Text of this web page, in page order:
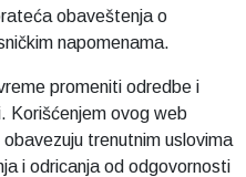
obaveštenja o
napomenama.
promeniti odredbe i
Korišćenjem ovog web
trenutnim uslovima
i odricanja od odgovornosti